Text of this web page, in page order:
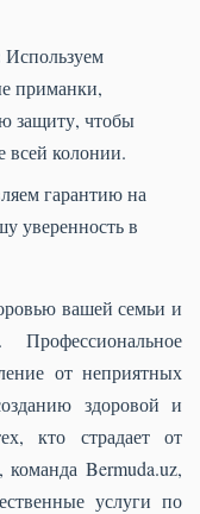
Используем
приманки,
защиту, чтобы
всей колонии.
гарантию на
уверенность в
вашей семьи и
от неприятных
здоровой и
кто страдает от
Bermuda.uz,
услуги по